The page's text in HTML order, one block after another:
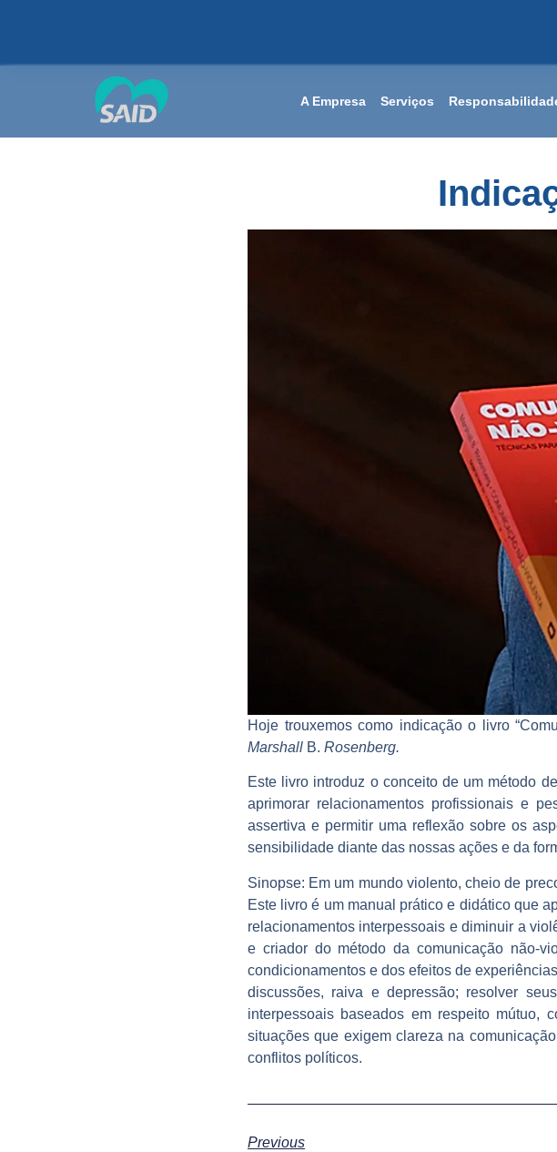
A Empresa Serviços
Hoje trouxemos como indicação o livro
Marshall B. Rosenberg.
Este livro introduz o conceito de um método
aprimorar relacionamentos profissionais e
assertiva e permitir uma reflexão sobre os
sensibilidade diante das nossas ações e da
Sinopse: Em um mundo violento, cheio de
Este livro é um manual prático e didático que
relacionamentos interpessoais e diminuir a
e criador do método da comunicação não-
condicionamentos e dos efeitos de
discussões, raiva e depressão; resolver
interpessoais baseados em respeito mútuo,
situações que exigem clareza na
conflitos políticos.
Previous